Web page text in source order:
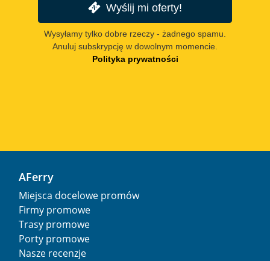
Wyślij mi oferty!
Wysyłamy tylko dobre rzeczy - żadnego spamu.
Anuluj subskrypcję w dowolnym momencie.
Polityka prywatności
AFerry
Miejsca docelowe promów
Firmy promowe
Trasy promowe
Porty promowe
Nasze recenzje